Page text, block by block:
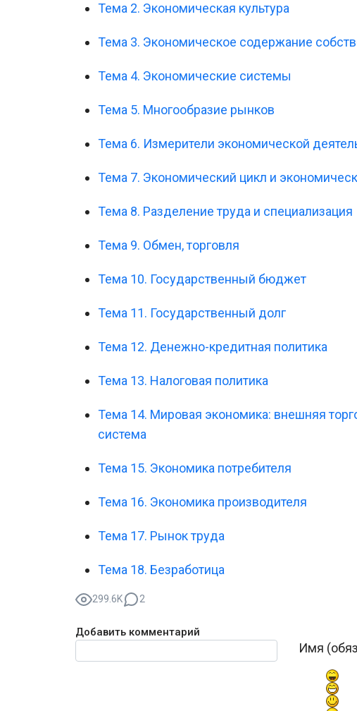
Тема 2. Экономическая культура
Тема 3. Экономическое содержание
Тема 4. Экономические системы
Тема 5. Многообразие рынков
Тема 6. Измерители экономической
Тема 7. Экономический цикл и
Тема 8. Разделение труда и специализация
Тема 9. Обмен, торговля
Тема 10. Государственный бюджет
Тема 11. Государственный долг
Тема 12. Денежно-кредитная политика
Тема 13. Налоговая политика
Тема 14. Мировая экономика: внешняя
система
Тема 15. Экономика потребителя
Тема 16. Экономика производителя
Тема 17. Рынок труда
Тема 18. Безработица
299.6K 2
Добавить комментарий
Имя
Текст комментария